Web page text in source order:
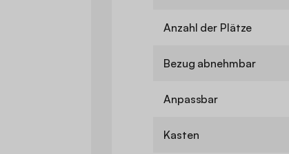
Anzahl der Plätze
Bezug abnehmbar
Anpassbar
Kasten